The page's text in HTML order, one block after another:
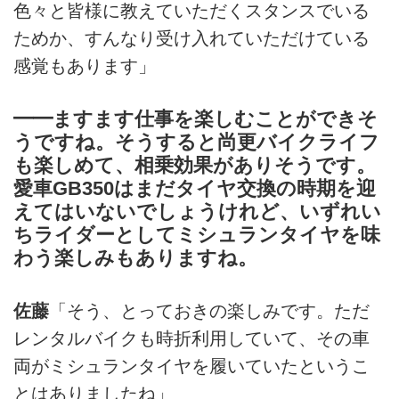
色々と皆様に教えていただくスタンスでいる
ためか、すんなり受け入れていただけている
感覚もあります」
━━ますます仕事を楽しむことができそ
うですね。そうすると尚更バイクライフ
も楽しめて、相乗効果がありそうです。
愛車GB350はまだタイヤ交換の時期を迎
えてはいないでしょうけれど、いずれい
ちライダーとしてミシュランタイヤを味
わう楽しみもありますね。
佐藤 「そう、とっておきの楽しみです。ただ
レンタルバイクも時折利用していて、その車
両がミシュランタイヤを履いていたというこ
とはありましたね」